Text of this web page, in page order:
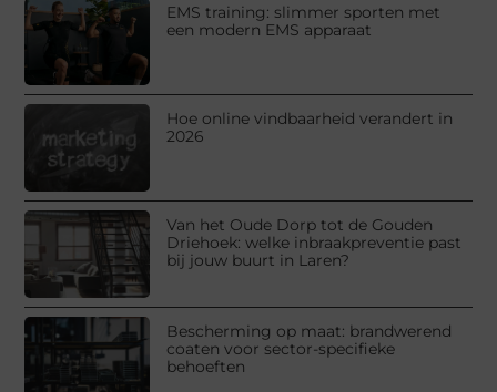
EMS training: slimmer sporten met
een modern EMS apparaat
Hoe online vindbaarheid verandert in
2026
Van het Oude Dorp tot de Gouden
Driehoek: welke inbraakpreventie past
bij jouw buurt in Laren?
Bescherming op maat: brandwerend
coaten voor sector-specifieke
behoeften